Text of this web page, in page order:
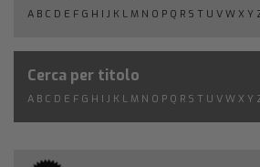
A B C D E F G H I J K L M N O P Q R S T U V W X Y
Cerca per titolo
A B C D E F G H I J K L M N O P Q R S T U V W X Y